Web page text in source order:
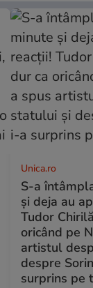
Unica.ro
S-a
și deja au
Tudor
oricând pe
artistul
despre
surprins pe